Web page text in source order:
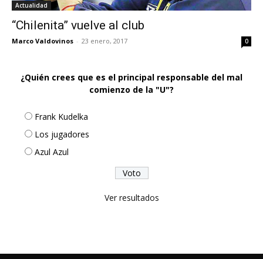
Actualidad
“Chilenita” vuelve al club
Marco Valdovinos - 23 enero, 2017 0
¿Quién crees que es el principal responsable del mal
comienzo de la "U"?
Frank Kudelka
Los jugadores
Azul Azul
Ver resultados